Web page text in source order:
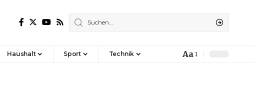
Haushalt Sport Technik
Font
Aa